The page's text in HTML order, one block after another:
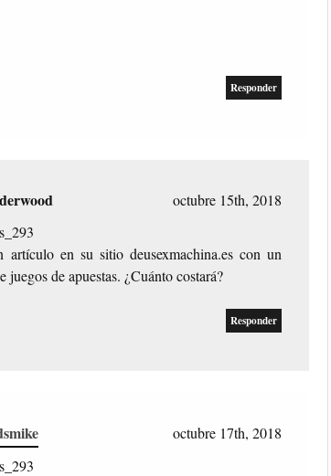
Responder
octubre 15th, 2018
artículo en su sitio deusexmachina.es con un
de apuestas. ¿Cuánto costará?
Responder
octubre 17th, 2018